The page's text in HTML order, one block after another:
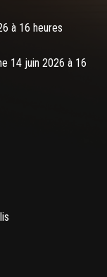
à 16 heures
14 juin 2026 à 16